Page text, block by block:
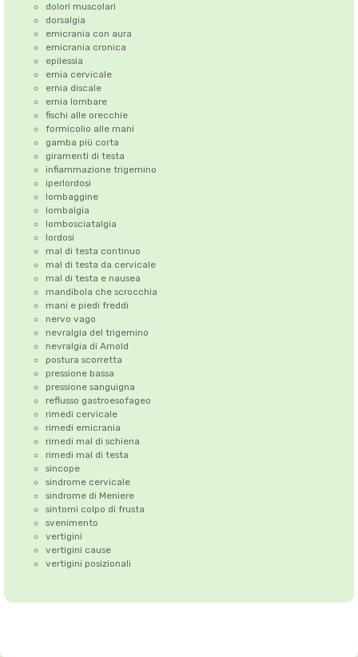
dolori muscolari
dorsalgia
emicrania con aura
emicrania cronica
epilessia
ernia cervicale
ernia discale
ernia lombare
fischi alle orecchie
formicolio alle mani
gamba più corta
giramenti di testa
infiammazione trigemino
iperlordosi
lombaggine
lombalgia
lombosciatalgia
lordosi
mal di testa continuo
mal di testa da cervicale
mal di testa e nausea
mandibola che scrocchia
mani e piedi freddi
nervo vago
nevralgia del trigemino
nevralgia di Arnold
postura scorretta
pressione bassa
pressione sanguigna
reflusso gastroesofageo
rimedi cervicale
rimedi emicrania
rimedi mal di schiena
rimedi mal di testa
sincope
sindrome cervicale
sindrome di Meniere
sintomi colpo di frusta
svenimento
vertigini
vertigini cause
vertigini posizionali